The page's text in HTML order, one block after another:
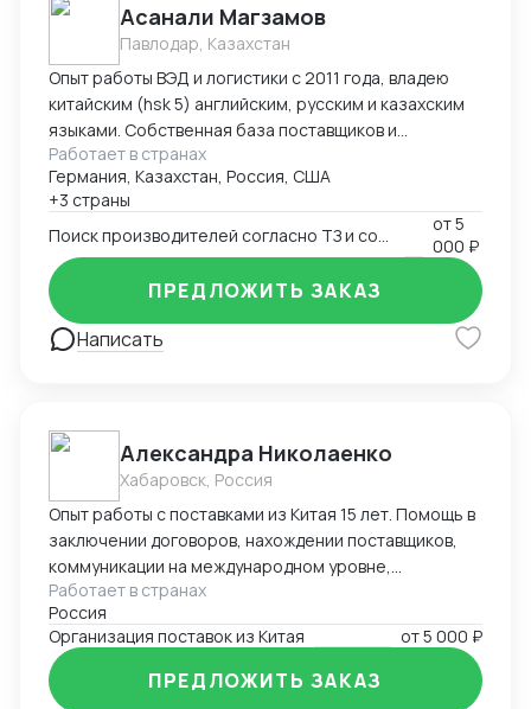
Асанали Магзамов
Павлодар, Казахстан
Опыт работы ВЭД и логистики с 2011 года, владею
китайским (hsk 5) английским, русским и казахским
языками. Собственная база поставщиков и
инспекторов для контроля качества. Опыт ведения
переговоров для получения оптимальных условий.
Работает в странах
Германия, Казахстан, Россия, США
+3 страны
от5
000 ₽
Написать
ПРЕДЛОЖИТЬ ЗАКАЗ
Александра Николаенко
Хабаровск, Россия
Опыт работы с поставками из Китая 15 лет. Помощь в
заключении договоров, нахождении поставщиков,
коммуникации на международном уровне,
понимание рынка, хорошие связи в Китае. Помощь в
организации Доставки. Склады в разных городах
Китая ( Гуанчжоу, суйфеньхе, фуюань) , проверенные
китайские посредники. ЗАВОЗ груза через Москву ,
Владивосток, Уссурийск.
Работает в странах
Россия
Организация поставок из Китая
от5 000 ₽
ПРЕДЛОЖИТЬ ЗАКАЗ